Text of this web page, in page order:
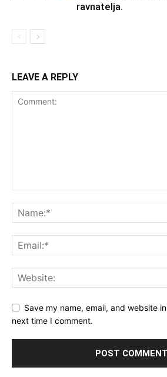
ravnatelja.
LEAVE A REPLY
Save my name, email, and website
next time I comment.